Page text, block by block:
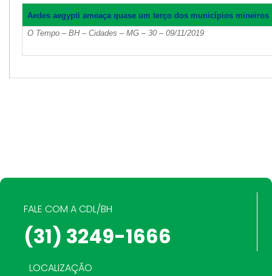
Aedes aegypti ameaça quase um terço dos municípios mineiros
O Tempo – BH – Cidades – MG – 30 – 09/11/2019
FALE COM A CDL/BH
(31) 3249-1666
LOCALIZAÇÃO